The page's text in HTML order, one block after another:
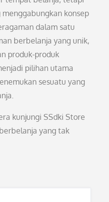
konsep
dalam satu
berbelanja yang unik,
produk-produk
pilihan utama
sesuatu yang
kunjungi SSdki Store
yang tak